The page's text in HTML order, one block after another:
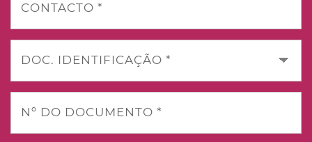
CONTACTO *
DOC. IDENTIFICAÇÃO *
Nº DO DOCUMENTO *